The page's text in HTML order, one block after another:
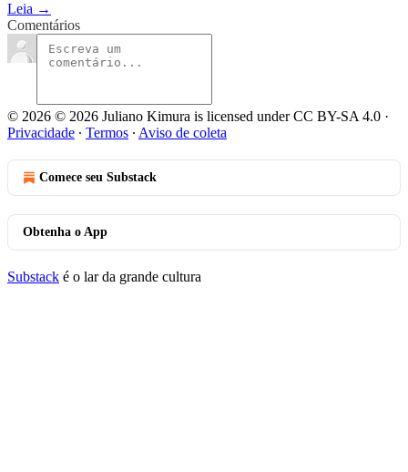
Leia →
Comentários
© 2026 © 2026 Juliano Kimura is licensed under CC BY-SA 4.0 ·
Privacidade ∙ Termos ∙ Aviso de coleta
Comece seu Substack
Obtenha o App
Substack é o lar da grande cultura